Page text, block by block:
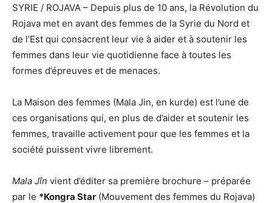
SYRIE / ROJAVA – Depuis plus de 10 ans, la Révolution du
Rojava met en avant des femmes de la Syrie du Nord et
de l’Est qui consacrent leur vie à aider et à soutenir les
femmes dans leur vie quotidienne face à toutes les
formes d’épreuves et de menaces.
La Maison des femmes (Mala Jin, en kurde) est l’une de
ces organisations qui, en plus de d’aider et soutenir les
femmes, travaille activement pour que les femmes et la
société puissent vivre librement.
Mala Jîn vient d’éditer sa première brochure – préparée
par le *Kongra Star (Mouvement des femmes du Rojava)